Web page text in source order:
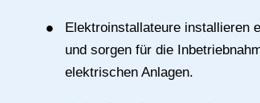
Elektroinstallateure installieren
und sorgen für die
elektrischen Anlagen.